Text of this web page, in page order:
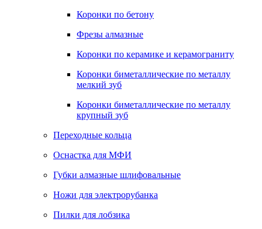
Коронки по бетону
Фрезы алмазные
Коронки по керамике и керамограниту
Коронки биметаллические по металлу
мелкий зуб
Коронки биметаллические по металлу
крупный зуб
Переходные кольца
Оснастка для МФИ
Губки алмазные шлифовальные
Ножи для электрорубанка
Пилки для лобзика